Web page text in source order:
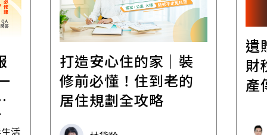
活
打造安心住的家｜裝
修前必懂！住到老的
居住規劃全攻略
遺
財
產